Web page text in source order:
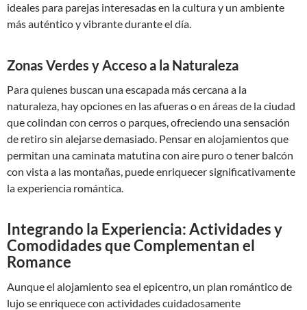
ideales para parejas interesadas en la cultura y un ambiente
más auténtico y vibrante durante el día.
Zonas Verdes y Acceso a la Naturaleza
Para quienes buscan una escapada más cercana a la
naturaleza, hay opciones en las afueras o en áreas de la ciudad
que colindan con cerros o parques, ofreciendo una sensación
de retiro sin alejarse demasiado. Pensar en alojamientos que
permitan una caminata matutina con aire puro o tener balcón
con vista a las montañas, puede enriquecer significativamente
la experiencia romántica.
Integrando la Experiencia: Actividades y
Comodidades que Complementan el
Romance
Aunque el alojamiento sea el epicentro, un plan romántico de
lujo se enriquece con actividades cuidadosamente